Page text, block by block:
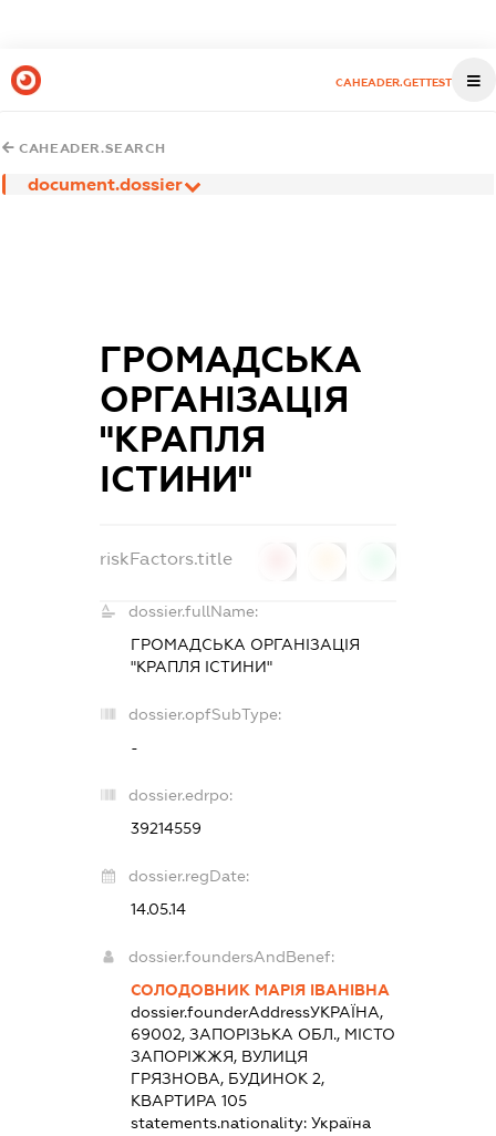
CAHEADER.GETTEST
CAHEADER.SEARCH
document.dossier
ГРОМАДСЬКА
ОРГАНІЗАЦІЯ
"КРАПЛЯ
ІСТИНИ"
riskFactors.title
dossier.fullName:
ГРОМАДСЬКА ОРГАНІЗАЦІЯ
"КРАПЛЯ ІСТИНИ"
dossier.opfSubType:
-
dossier.edrpo:
39214559
dossier.regDate:
14.05.14
dossier.foundersAndBenef:
СОЛОДОВНИК МАРІЯ ІВАНІВНА
dossier.founderAddressУКРАЇНА,
69002, ЗАПОРІЗЬКА ОБЛ., МІСТО
ЗАПОРІЖЖЯ, ВУЛИЦЯ
ГРЯЗНОВА, БУДИНОК 2,
КВАРТИРА 105
statements.nationality: Україна